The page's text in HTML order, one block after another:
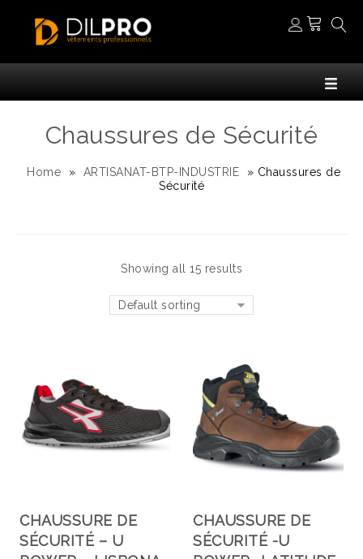
Chaussures de Sécurité
Home » ARTISANAT-BTP-INDUSTRIE » Chaussures de
Sécurité
Showing all 15 results
Default sorting
CHAUSSURE DE
SÉCURITÉ – U
CHAUSSURE DE
SÉCURITÉ -U